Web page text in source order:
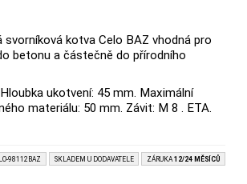
svorníková kotva Celo BAZ vhodná pro
betonu a částečně do přírodního
ukotvení: 45 mm. Maximální
materiálu: 50 mm. Závit: M 8 . ETA.
98112BAZ SKLADEM U DODAVATELE ZÁRUKA 12/24 MĚSÍCŮ